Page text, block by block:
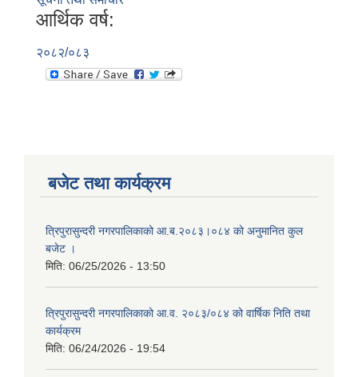
आर्थिक वर्ष:
२०८२/०८३
बजेट तथा कार्यक्रम
त्रिपुरासुन्दरी नगरपालिकाको आ.ब.२०८३।०८४ को अनुमानित कुल
बजेट ।
मिति: 06/25/2026 - 13:50
त्रिपुरासुन्दरी नगरपालिकाको आ.व. २०८३/०८४ को वार्षिक निति तथा
कार्यक्रम
मिति: 06/24/2026 - 19:54